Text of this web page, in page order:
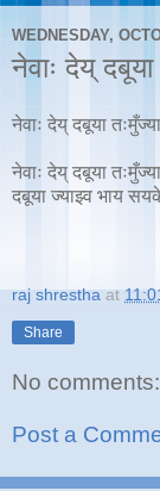
WEDNESDAY,
नेवाः देय्
नेवाः देय् दबूया
नेवाः देय् दबूया
दबूया ज्याझ्व भाय
raj shrestha at
Share
No comments:
Post a